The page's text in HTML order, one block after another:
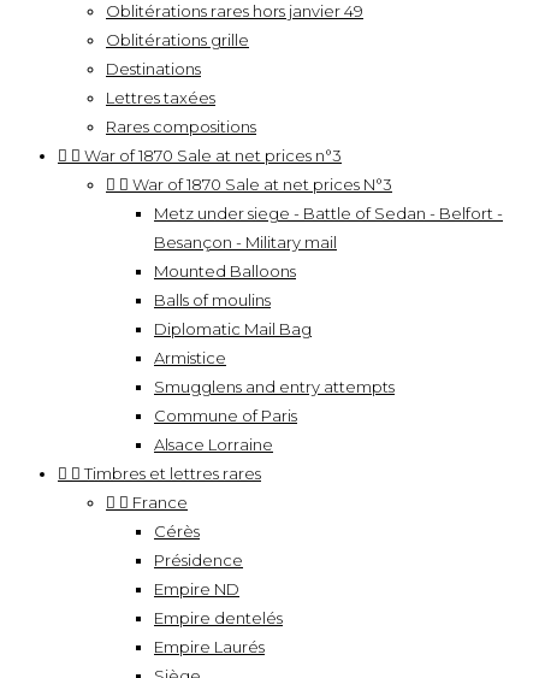
Oblitérations rares hors janvier 49
Oblitérations grille
Destinations
Lettres taxées
Rares compositions
  War of 1870 Sale at net prices n°3
  War of 1870 Sale at net prices N°3
Metz under siege - Battle of Sedan - Belfort -
Besançon - Military mail
Mounted Balloons
Balls of moulins
Diplomatic Mail Bag
Armistice
Smugglens and entry attempts
Commune of Paris
Alsace Lorraine
  Timbres et lettres rares
  France
Cérès
Présidence
Empire ND
Empire dentelés
Empire Laurés